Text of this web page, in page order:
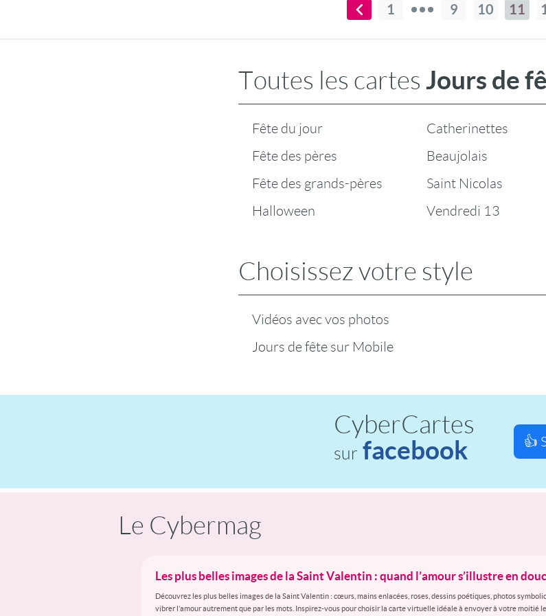
1 9 10 11
Toutes les cartes Jours de
Fête du jour
Fête des pères
Fête des grands-pères
Halloween
Catherinettes
Beaujolais
Saint Nicolas
Vendredi 13
Choisissez votre style
Vidéos avec vos photos
Jours de fête sur Mobile
CyberCartes
sur facebook 👍
Le Cybermag
Les plus belles images de la Saint Valentin : quand l’amour s’illustre en
Découvrez les plus belles images de la Saint Valentin : cœurs, mains enlacées, roses, dessins poétiques, photos
vibrer l’amour autrement que par les mots. Inspirez-vous pour choisir la carte virtuelle idéale à envoyer à votre moitié